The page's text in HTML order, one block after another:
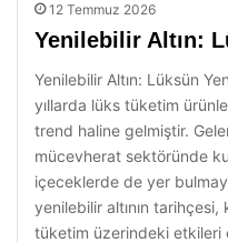
12 Temmuz 2026
Yenilebilir Altın:
Yenilebilir Altın: Lüksün
yıllarda lüks tüketim
trend haline gelmiştir.
mücevherat sektöründe
içeceklerde de yer
yenilebilir altının tarihçesi,
tüketim üzerindeki etkileri